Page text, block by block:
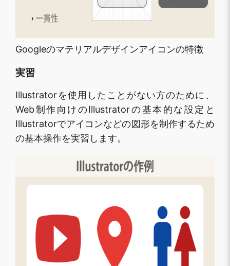
Googleのマテリアルデザインアイコンの特徴
実習
Illustratorを使用したことがない方のために、
Web制作向けのIllustratorの基本的な設定と
Illustratorでアイコンなどの図形を制作するため
の基本操作を実習します。